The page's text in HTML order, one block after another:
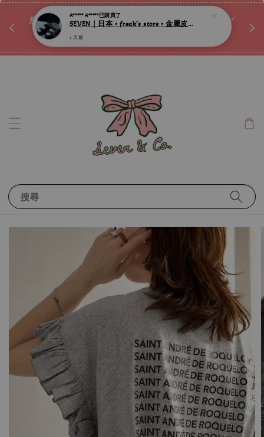
想訂製屬於自己的『水晶手鍊』嗎ꕀ♡ 私訊我們.ᐟ.ᐟ
搜尋